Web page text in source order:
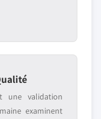
une validation
examinent